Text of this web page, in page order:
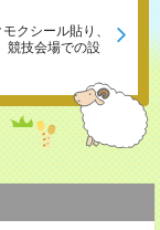
クシール貼り、
競技会場での設